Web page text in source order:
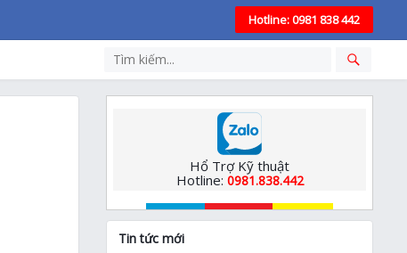
Hotline: 0981 838 442
Hổ Trợ Kỹ thuật
Hotline: 0981.838.442
Tin tức mới